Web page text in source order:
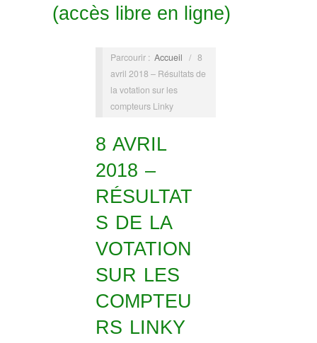
(accès libre en ligne)
Parcourir : Accueil / 8
avril 2018 – Résultats de
la votation sur les
compteurs Linky
8 AVRIL
2018 –
RÉSULTAT
S DE LA
VOTATION
SUR LES
COMPTEU
RS LINKY